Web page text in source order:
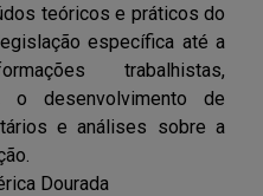
teóricos e práticos do
específica até a
trabalhistas,
o desenvolvimento de
e análises sobre a
Dourada